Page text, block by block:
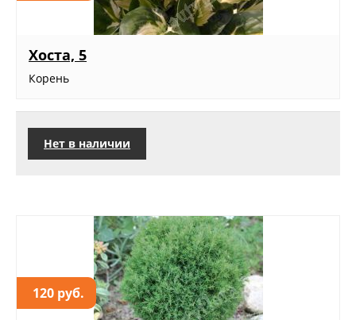
Хоста, 5
Корень
Нет в наличии
120 руб.